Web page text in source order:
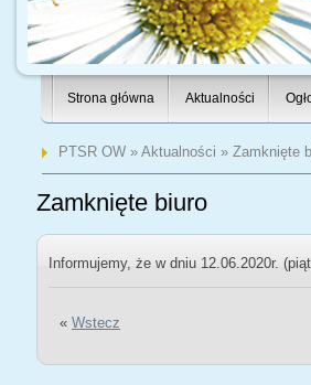
Strona główna Aktualności
PTSR OW» Aktualności » Zamknięte
Zamknięte biuro
Informujemy, że w dniu 12.06.2020r.
« Wstecz